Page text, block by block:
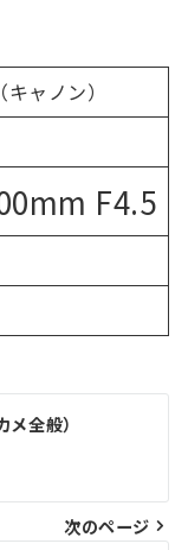
ャノン）
F4.5
全般）
次のページ